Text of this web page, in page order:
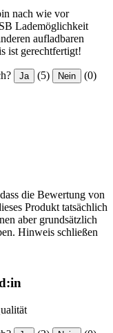
nach wie vor
Lademöglichkeit
aufladbaren
ist gerechtfertigt!
Ja (5) Nein (0)
die Bewertung von
Produkt tatsächlich
aber grundsätzlich
Hinweis schließen